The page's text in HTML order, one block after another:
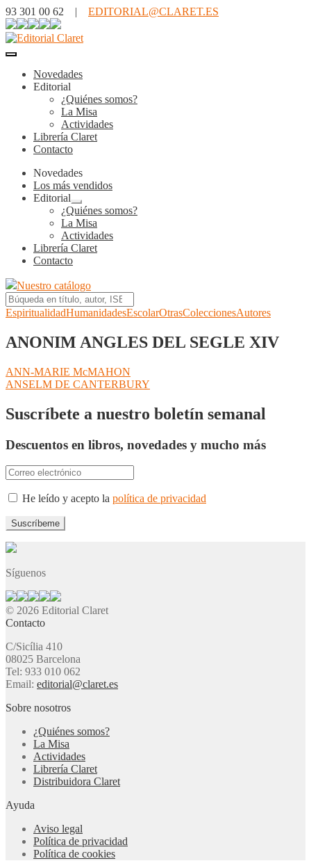
93 301 00 62 | EDITORIAL@CLARET.ES
Novedades
Editorial
¿Quiénes somos?
La Misa
Actividades
Librería Claret
Contacto
Novedades
Los más vendidos
Editorial
Expandir
el
menú
hijo
¿Quiénes somos?
La Misa
Actividades
Librería Claret
Contacto
Nuestro catálogo
EspiritualidadHumanidadesEscolarOtrasColeccionesAutores
ANONIM ANGLES DEL SEGLE XIV
Navegación
de
entradas
Anterior:
ANN-MARIE McMAHON
Siguiente:
ANSELM DE CANTERBURY
Suscríbete a nuestro boletín semanal
Descuentos en libros, novedades y mucho más
He leído y acepto la política de privacidad
Síguenos
© 2026 Editorial Claret
Contacto
C/Sicília 410
08025 Barcelona
Tel: 933 010 062
Email: editorial@claret.es
Sobre nosotros
¿Quiénes somos?
La Misa
Actividades
Librería Claret
Distribuidora Claret
Ayuda
Aviso legal
Política de privacidad
Política de cookies